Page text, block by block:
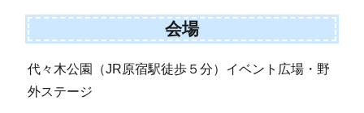
会場
代々木公園（JR原宿駅徒歩５分）イベント広場・野
外ステージ